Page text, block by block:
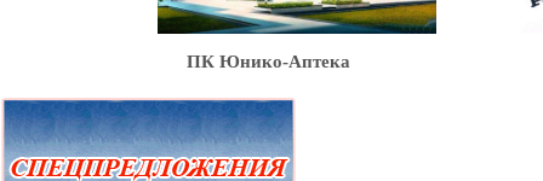
ПК Юнико-Аптека